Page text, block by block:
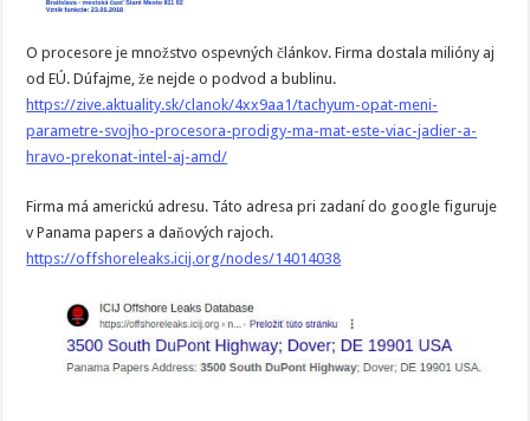
O procesore je množstvo ospevných článkov. Firma dostala milióny aj
od EÚ. Dúfajme, že nejde o podvod a bublinu.
https://zive.aktuality.sk/clanok/4xx9aa1/tachyum-opat-meni-
parametre-svojho-procesora-prodigy-ma-mat-este-viac-jadier-a-
hravo-prekonat-intel-aj-amd/
Firma má americkú adresu. Táto adresa pri zadaní do google figuruje
v Panama papers a daňových rajoch.
https://offshoreleaks.icij.org/nodes/14014038